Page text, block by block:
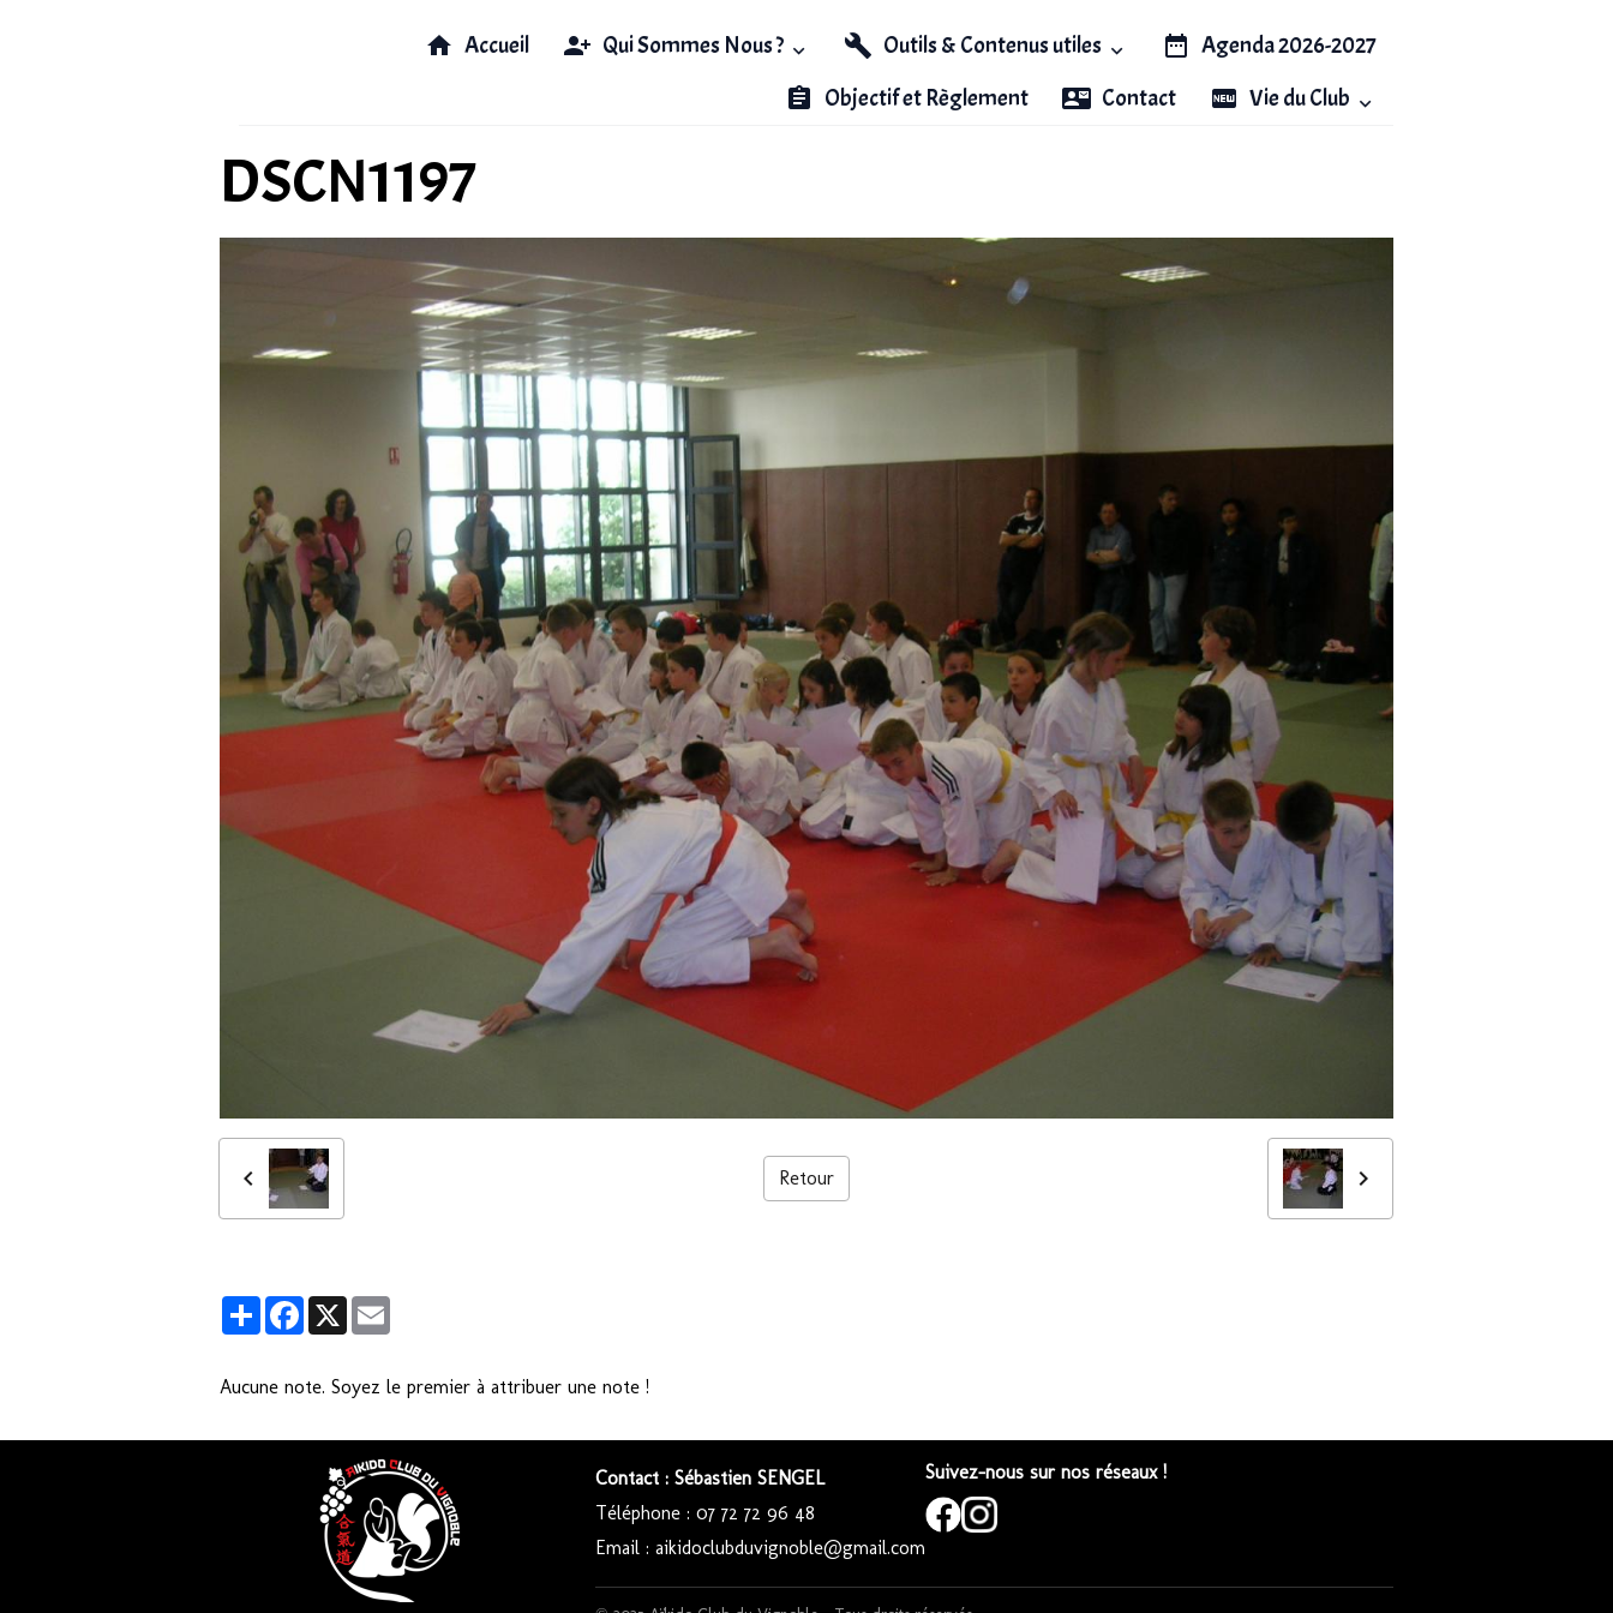
Accueil Qui Sommes Nous ? Outils & Contenus utiles
Agenda 2026-2027
Objectif et Règlement
Contact Vie du Club
DSCN1197
Retour
PartagerFacebook
X
Aucune note. Soyez le premier à attribuer une note !
Contact : Sébastien SENGEL
Téléphone : 07 72 72 96 48
Email : aikidoclubduvignoble@gmail.com
Suivez-nous sur nos réseaux !